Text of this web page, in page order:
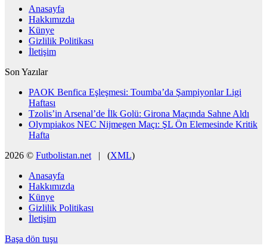
Anasayfa
Hakkımızda
Künye
Gizlilik Politikası
İletişim
Son Yazılar
PAOK Benfica Eşleşmesi: Toumba’da Şampiyonlar Ligi
Haftası
Tzolis’in Arsenal’de İlk Golü: Girona Maçında Sahne Aldı
Olympiakos NEC Nijmegen Maçı: ŞL Ön Elemesinde Kritik
Hafta
2026 © Futbolistan.net | (XML)
Anasayfa
Hakkımızda
Künye
Gizlilik Politikası
İletişim
Başa dön tuşu